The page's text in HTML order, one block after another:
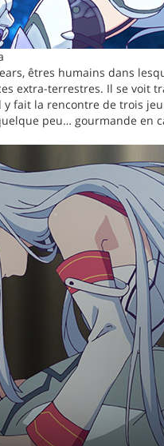
êtres humains dans
extra-terrestres. Il se voit
fait la rencontre de trois
peu… gourmande en